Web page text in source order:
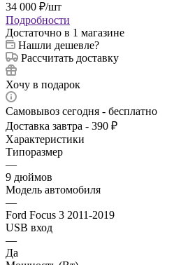
34 000 ₽/шт
Подробности
Достаточно в 1 магазине
Нашли дешевле?
Рассчитать доставку
Хочу в подарок
Самовывоз сегодня - бесплатно
Доставка завтра - 390 ₽
Характеристики
Типоразмер
—
9 дюймов
Модель автомобиля
—
Ford Focus 3 2011-2019
USB вход
—
Да